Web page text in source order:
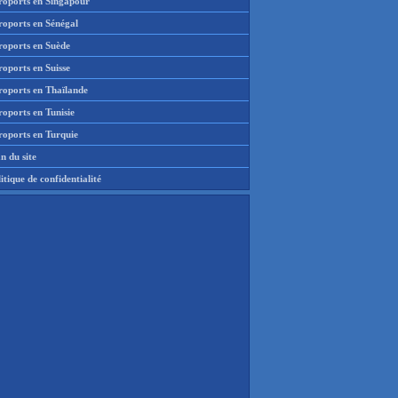
en Sénégal
en Suède
en Suisse
en Thaïlande
en Tunisie
en Turquie
du site
de confidentialité